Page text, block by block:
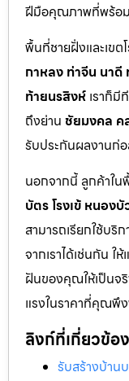
ฝีมือคุณภาพที่พร้อม
พื้นที่ชายฝั่งและเขต
กาหลง ท่าจีน นาดี
ท้ายนรสิงห์ เราก็
ถึงย่าน ชัยมงคล ค
รับประกันผลงานก่อ
นอกจากนี้ ลูกค้าใน
บัตรโรงเข้ หนองบั
สามารถเรียกใช้บริ
จากเราได้เช่นกัน ใ
ฝันของคุณให้เป็นจ
แรงในราคาที่คุณพึ
ลิงก์ที่เกี่ยวข้อง
รับสร้างบ้าน